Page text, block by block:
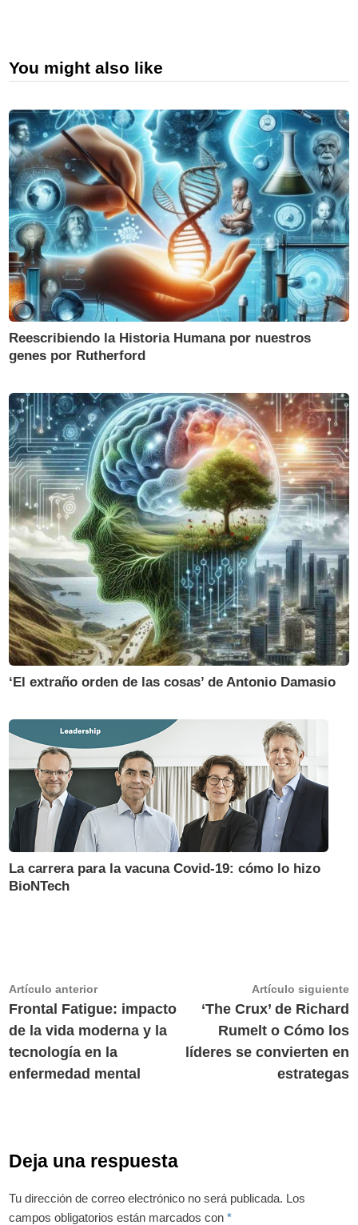
You might also like
Reescribiendo la Historia Humana por nuestros
genes por Rutherford
‘El extraño orden de las cosas’ de Antonio Damasio
La carrera para la vacuna Covid-19: cómo lo hizo
BioNTech
Navegación
de
entradas
Artículo anteriorArtículo
anterior:
Frontal Fatigue: impacto
de la vida moderna y la
tecnología en la
enfermedad mental
Artículo siguiente
‘The Crux’ de Richard
Rumelt o Cómo los
líderes se convierten en
estrategas
Deja una respuesta
Tu dirección de correo electrónico no será publicada. Los
campos obligatorios están marcados con*